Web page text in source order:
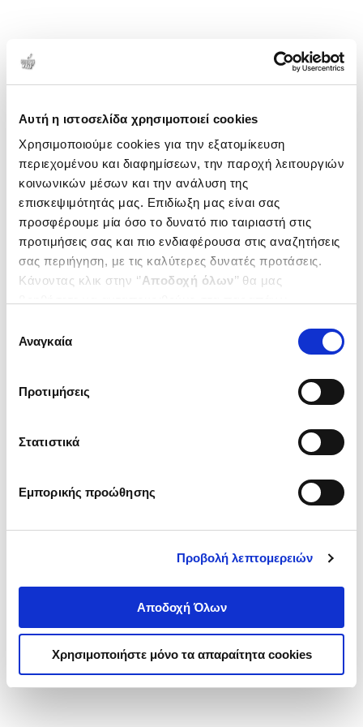
Αυτή η ιστοσελίδα χρησιμοποιεί cookies
Χρησιμοποιούμε cookies για την εξατομίκευση
περιεχομένου και διαφημίσεων, την παροχή λειτουργιών
κοινωνικών μέσων και την ανάλυση της
επισκεψιμότητάς μας. Επιδίωξη μας είναι σας
προσφέρουμε μία όσο το δυνατό πιο ταιριαστή στις
προτιμήσεις σας και πιο ενδιαφέρουσα στις αναζητήσεις
σας περιήγηση, με τις καλύτερες δυνατές προτάσεις.
Κάνοντας κλικ στην ‘’Αποδοχή όλων’’ θα μας
ενδιαφέρουν και να επιλέξετε από τα παρακάτω με την
΄΄και να ενημερωθείτε σχετικά με
συγκατάθεσης
Αναγκαία
Προτιμήσεις
Στατιστικά
Εμπορικής προώθησης
Προβολή λεπτομερειών
Αποδοχή Όλων
Χρησιμοποιήστε μόνο τα απαραίτητα cookies